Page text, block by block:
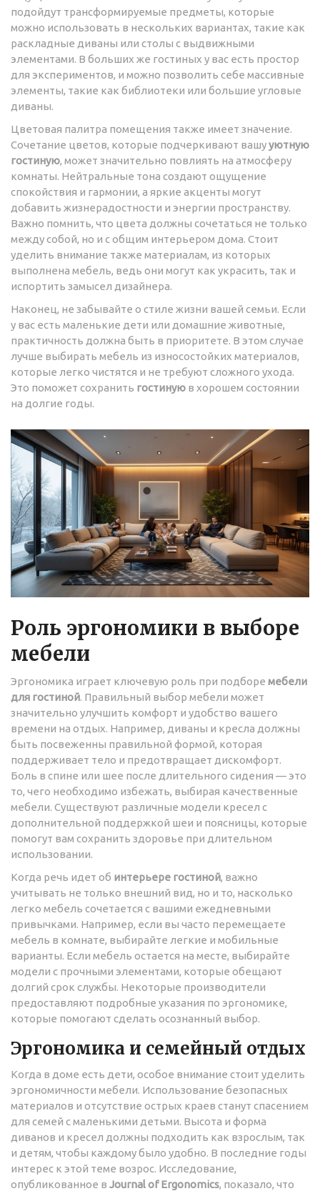
подойдут трансформируемые предметы, которые
можно использовать в нескольких вариантах, такие как
раскладные диваны или столы с выдвижными
элементами. В больших же гостиных у вас есть простор
для экспериментов, и можно позволить себе массивные
элементы, такие как библиотеки или большие угловые
диваны.
Цветовая палитра помещения также имеет значение.
Сочетание цветов, которые подчеркивают вашууютную
гостиную, может значительно повлиять на атмосферу
комнаты. Нейтральные тона создают ощущение
спокойствия и гармонии, а яркие акценты могут
добавить жизнерадостности и энергии пространству.
Важно помнить, что цвета должны сочетаться не только
между собой, но и с общим интерьером дома. Стоит
уделить внимание также материалам, из которых
выполнена мебель, ведь они могут как украсить, так и
испортить замысел дизайнера.
Наконец, не забывайте о стиле жизни вашей семьи. Если
у вас есть маленькие дети или домашние животные,
практичность должна быть в приоритете. В этом случае
лучше выбирать мебель из износостойких материалов,
которые легко чистятся и не требуют сложного ухода.
Это поможет сохранить гостиную в хорошем состоянии
на долгие годы.
Роль эргономики в выборе
мебели
Эргономика играет ключевую роль при подборе мебели
для гостиной. Правильный выбор мебели может
значительно улучшить комфорт и удобство вашего
времени на отдых. Например, диваны и кресла должны
быть посвеженны правильной формой, которая
поддерживает тело и предотвращает дискомфорт.
Боль в спине или шее после длительного сидения — это
то, чего необходимо избежать, выбирая качественные
мебели. Существуют различные модели кресел с
дополнительной поддержкой шеи и поясницы, которые
помогут вам сохранить здоровье при длительном
использовании.
Когда речь идет об интерьере гостиной, важно
учитывать не только внешний вид, но и то, насколько
легко мебель сочетается с вашими ежедневными
привычками. Например, если вы часто перемещаете
мебель в комнате, выбирайте легкие и мобильные
варианты. Если мебель остается на месте, выбирайте
модели с прочными элементами, которые обещают
долгий срок службы. Некоторые производители
предоставляют подробные указания по эргономике,
которые помогают сделать осознанный выбор.
Эргономика и семейный отдых
Когда в доме есть дети, особое внимание стоит уделить
эргономичности мебели. Использование безопасных
материалов и отсутствие острых краев станут спасением
для семей с маленькими детьми. Высота и форма
диванов и кресел должны подходить как взрослым, так
и детям, чтобы каждому было удобно. В последние годы
интерес к этой теме возрос. Исследование,
опубликованное в Journal of Ergonomics, показало, что